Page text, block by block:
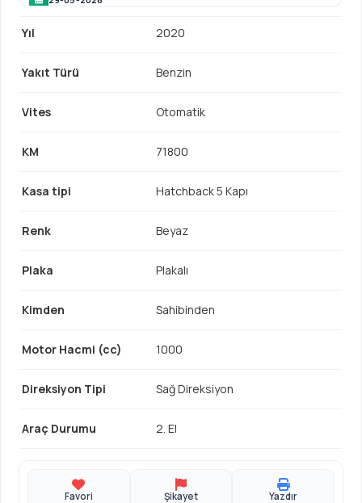
Yıl 2020
Yakıt Türü Benzin
Vites Otomatik
KM 71800
Kasa tipi Hatchback 5 Kapı
Renk Beyaz
Plaka Plakalı
Kimden Sahibinden
Motor Hacmi (cc) 1000
Direksiyon Tipi Sağ Direksiyon
Araç Durumu 2. El
Favori Şikayet Yazdır